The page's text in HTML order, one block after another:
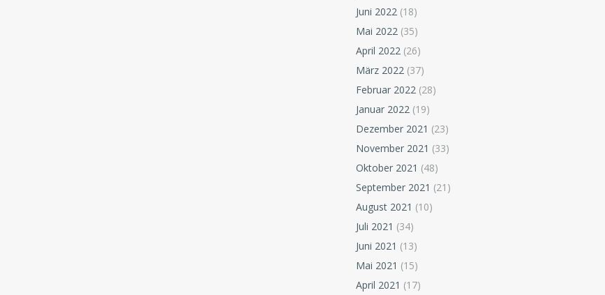
Juni 2022 (18)
Mai 2022 (35)
April 2022 (26)
März 2022 (37)
Februar 2022 (28)
Januar 2022 (19)
Dezember 2021 (23)
November 2021 (33)
Oktober 2021 (48)
September 2021 (21)
August 2021 (10)
Juli 2021 (34)
Juni 2021 (13)
Mai 2021 (15)
April 2021 (17)